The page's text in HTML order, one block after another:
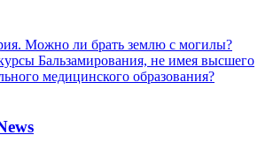
Можно ли брать землю с могилы?
Бальзамирования, не имея высшего
медицинского образования?